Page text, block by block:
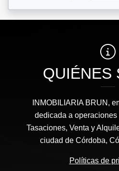
QUIÉNES
INMOBILIARIA BRUN,
dedicada a
Tasaciones, Venta y
ciudad de Córdoba,
Políticas de